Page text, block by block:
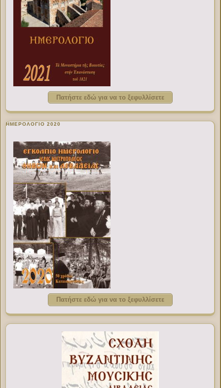
Πατήστε εδώ για να το ξεφυλλίσετε
ΗΜΕΡΟΛΟΓΙΟ 2020
Πατήστε εδώ για να το ξεφυλλίσετε